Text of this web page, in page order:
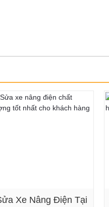
Xe Nâng Điện Tại